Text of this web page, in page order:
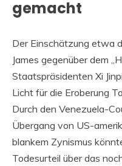
gemacht
Der Einschätzung etwa
James gegenüber dem
Staatspräsidenten Xi
Licht für die Eroberung
Durch den Venezuela-
Übergang von US-
blankem Zynismus
Todesurteil über das